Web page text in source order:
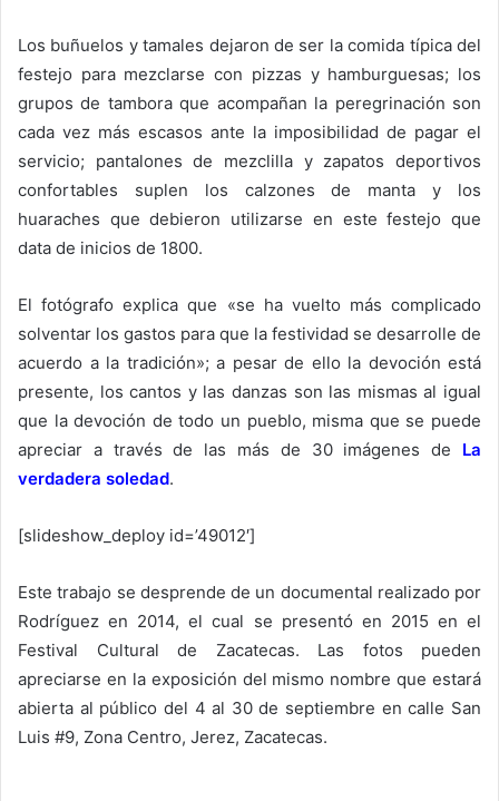
Los buñuelos y tamales dejaron de ser la comida típica del
festejo para mezclarse con pizzas y hamburguesas; los
grupos de tambora que acompañan la peregrinación son
cada vez más escasos ante la imposibilidad de pagar el
servicio; pantalones de mezclilla y zapatos deportivos
confortables suplen los calzones de manta y los
huaraches que debieron utilizarse en este festejo que
data de inicios de 1800.
El fotógrafo explica que «se ha vuelto más complicado
solventar los gastos para que la festividad se desarrolle de
acuerdo a la tradición»; a pesar de ello la devoción está
presente, los cantos y las danzas son las mismas al igual
que la devoción de todo un pueblo, misma que se puede
apreciar a través de las más de 30 imágenes de La
verdadera soledad.
[slideshow_deploy id=’49012′]
Este trabajo se desprende de un documental realizado por
Rodríguez en 2014, el cual se presentó en 2015 en el
Festival Cultural de Zacatecas. Las fotos pueden
apreciarse en la exposición del mismo nombre que estará
abierta al público del 4 al 30 de septiembre en calle San
Luis #9, Zona Centro, Jerez, Zacatecas.